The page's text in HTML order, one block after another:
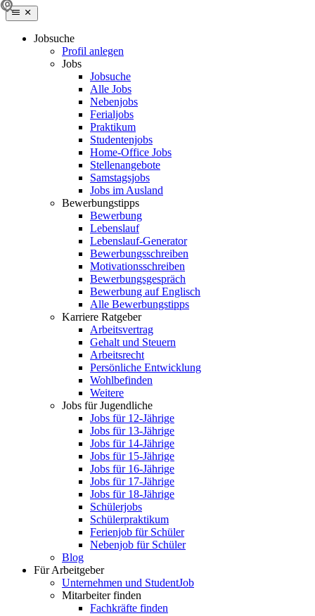
Jobsuche
Profil anlegen
Jobs
Jobsuche
Alle Jobs
Nebenjobs
Ferialjobs
Praktikum
Studentenjobs
Home-Office Jobs
Stellenangebote
Samstagsjobs
Jobs im Ausland
Bewerbungstipps
Bewerbung
Lebenslauf
Lebenslauf-Generator
Bewerbungsschreiben
Motivationsschreiben
Bewerbungsgespräch
Bewerbung auf Englisch
Alle Bewerbungstipps
Karriere Ratgeber
Arbeitsvertrag
Gehalt und Steuern
Arbeitsrecht
Persönliche Entwicklung
Wohlbefinden
Weitere
Jobs für Jugendliche
Jobs für 12-Jährige
Jobs für 13-Jährige
Jobs für 14-Jährige
Jobs für 15-Jährige
Jobs für 16-Jährige
Jobs für 17-Jährige
Jobs für 18-Jährige
Schülerjobs
Schülerpraktikum
Ferienjob für Schüler
Nebenjob für Schüler
Blog
Für Arbeitgeber
Unternehmen und StudentJob
Mitarbeiter finden
Fachkräfte finden